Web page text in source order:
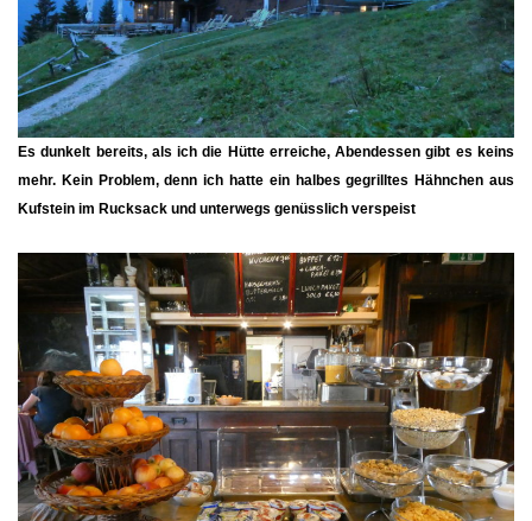
Es dunkelt bereits, als ich die Hütte erreiche, Abendessen gibt es keins
mehr. Kein Problem, denn ich hatte ein halbes gegrilltes Hähnchen aus
Kufstein im Rucksack und unterwegs genüsslich verspeist